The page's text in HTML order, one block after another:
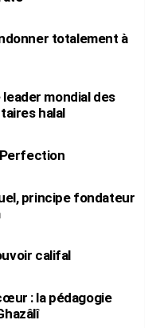
totalement à
leader mondial des
halal
Perfection
principe fondateur
califal
: la pédagogie